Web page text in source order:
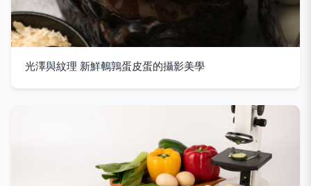
光澤與紋理 新鮮鵪鶉蛋皮蛋的攝影美學